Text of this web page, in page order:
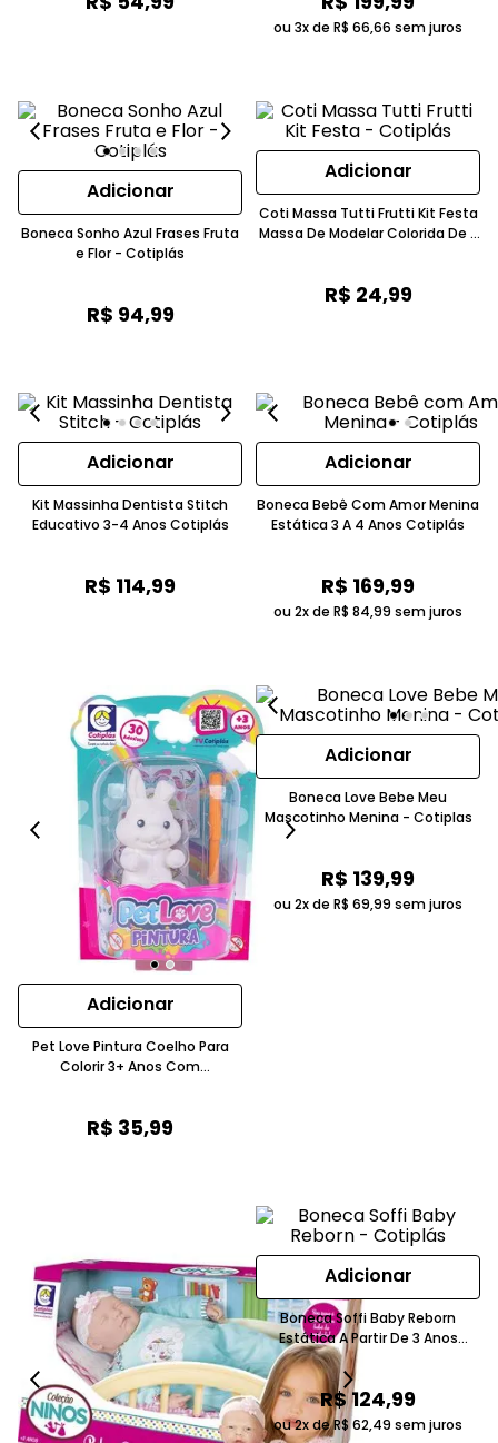
ou 3x de R$ 66,66 sem juros
Adicionar
Boneca Sonho Azul Frases Fruta
e Flor - Cotiplás
R$ 94,99
Adicionar
Coti Massa Tutti Frutti Kit Festa
Massa De Modelar Colorida De 3
R$ 24,99
Adicionar
Kit Massinha Dentista Stitch
Educativo 3-4 Anos Cotiplás
R$ 114,99
Adicionar
Boneca Bebê Com Amor Menina
Estática 3 A 4 Anos Cotiplás
R$ 169,99
ou 2x de R$ 84,99 sem juros
Adicionar
Pet Love Pintura Coelho Para
Colorir 3+ Anos Com
R$ 35,99
Adicionar
Boneca Love Bebe Meu
Mascotinho Menina - Cotiplas
R$ 139,99
ou 2x de R$ 69,99 sem juros
Adicionar
Boneca Soffi Baby Reborn
Estática A Partir De 3 Anos
Cotiplás
R$124,99
ou 2x deR$ 62,49 sem juros